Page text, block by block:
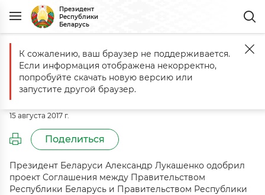
Президент
Республики
Беларусь
Главная События Комментарий к Указу № 286 от 15 августа 2017
Комментарий к Указу № 286 от 15
августа 2017 г.
15 августа 2017 г.
Поделиться
Президент Беларуси Александр Лукашенко одобрил
проект Соглашения между Правительством
Республики Беларусь и Правительством Республики
К сожалению, ваш браузер не поддерживается.
Если информация отображена некорректно,
попробуйте скачать новую версию или
запустите другой браузер.